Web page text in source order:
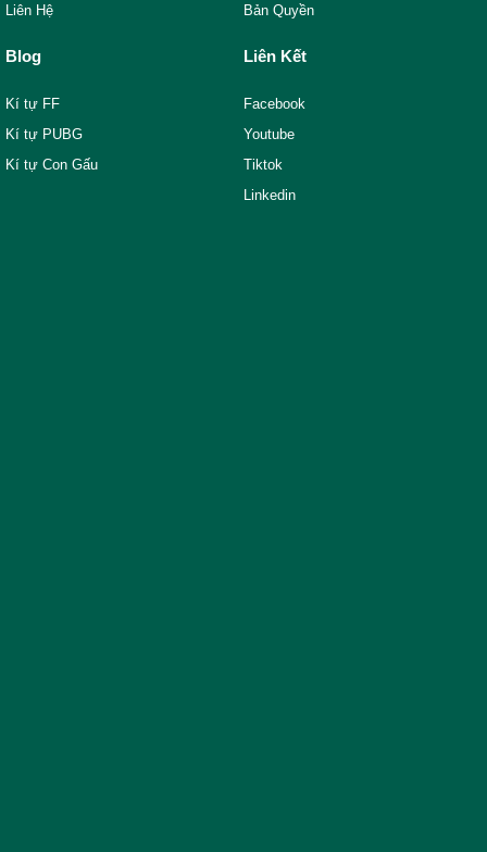
Liên Hệ
Bản Quyền
Blog
Kí tự FF
Kí tự PUBG
Kí tự Con Gấu
Liên Kết
Facebook
Youtube
Tiktok
Linkedin